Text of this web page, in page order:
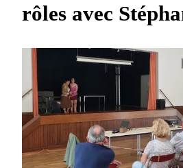
rôles avec